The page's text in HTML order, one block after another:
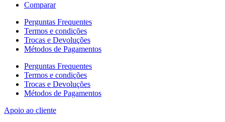
Comparar
Perguntas Frequentes
Termos e condições
Trocas e Devoluções
Métodos de Pagamentos
Perguntas Frequentes
Termos e condições
Trocas e Devoluções
Métodos de Pagamentos
Apoio ao cliente